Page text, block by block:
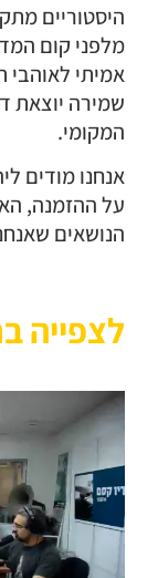
היסטוריים
מלפני קום
אמיתי לאוהבי
שמירה יוצאת
המקומי.
על ההזמנה,
הנושאים
לצפייה